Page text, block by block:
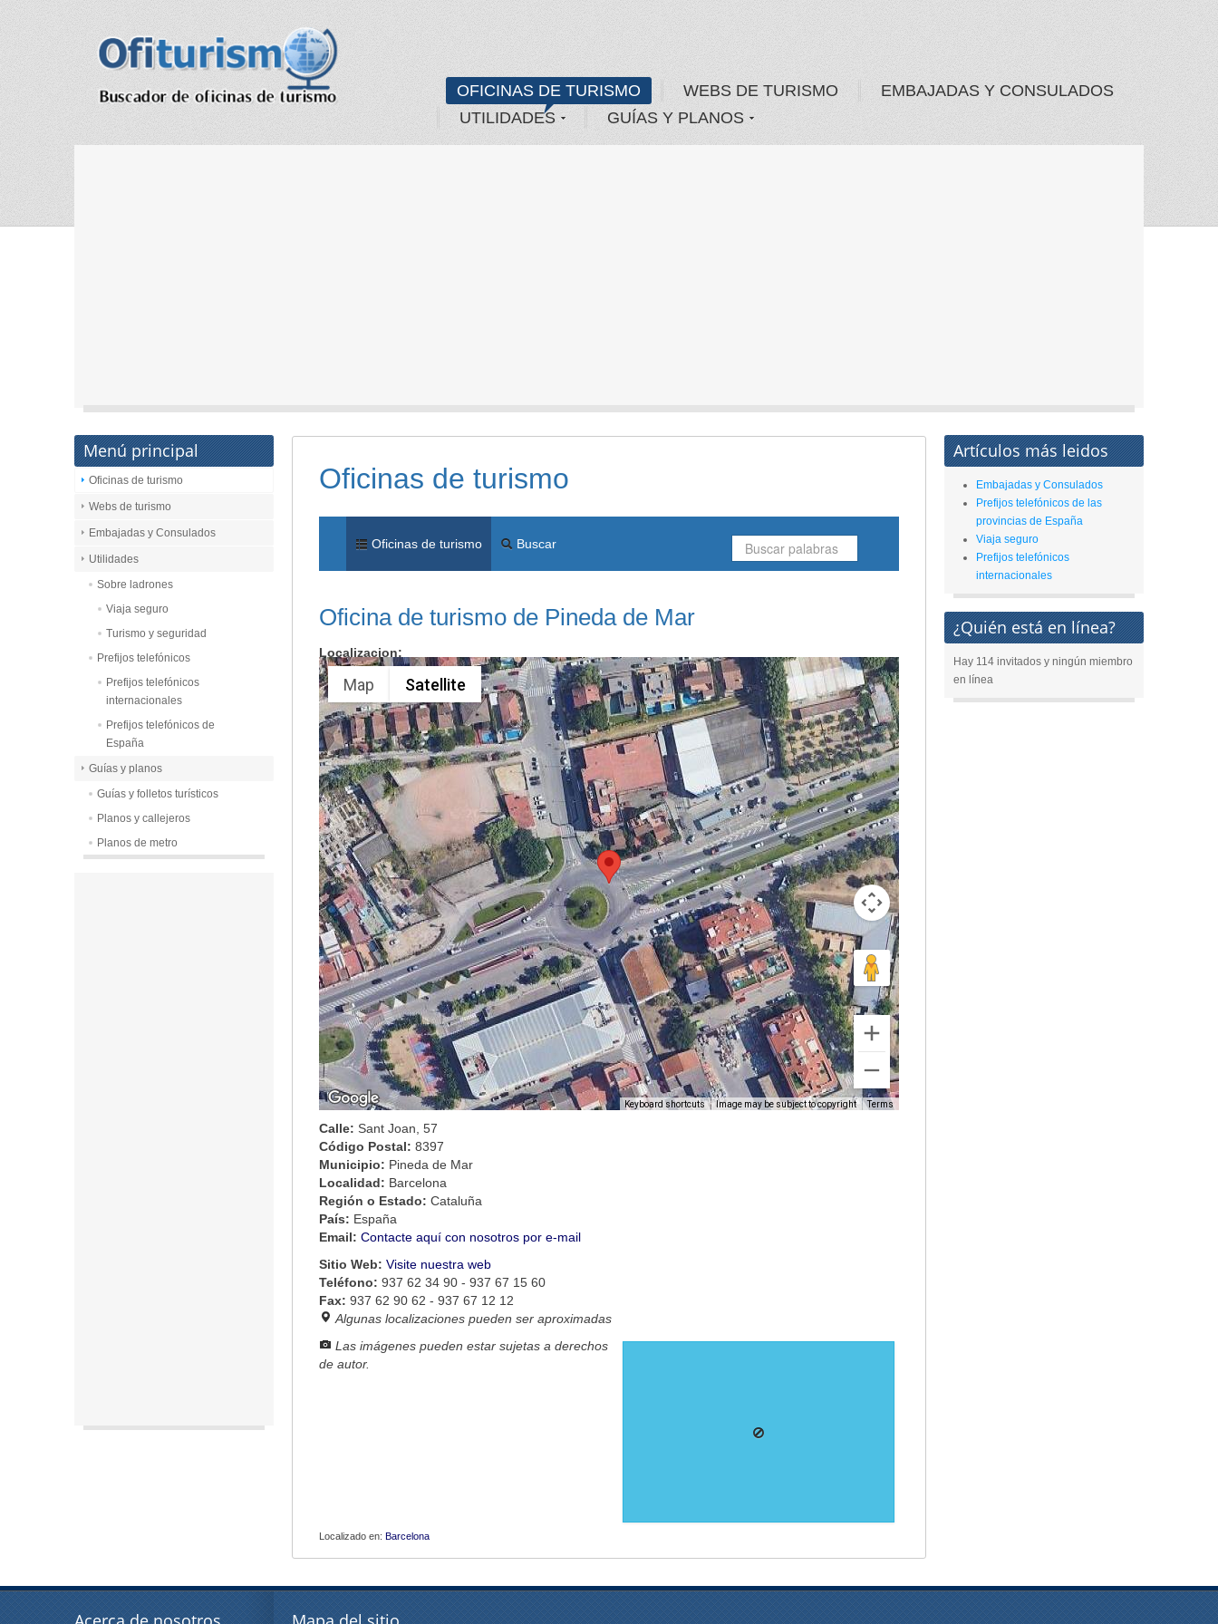
OFICINAS DE TURISMO WEBS DE TURISMO
EMBAJADAS Y CONSULADOS
UTILIDADES
GUÍAS Y PLANOS
Oficinas de turismo
Oficinas de turismo Buscar
Oficina de turismo de Pineda de Mar
Localizacion:
Map Satellite
Keyboard shortcuts Image may be subject to copyright Terms
Calle: Sant Joan, 57
Código Postal: 8397
Municipio: Pineda de Mar
Localidad: Barcelona
Región o Estado: Cataluña
País: España
Email: Contacte aquí con nosotros por e-mail
Sitio Web: Visite nuestra web
Teléfono: 937 62 34 90 - 937 67 15 60
Fax: 937 62 90 62 - 937 67 12 12
Algunas localizaciones pueden ser aproximadas
Las imágenes pueden estar sujetas a derechos
de autor.
Localizado en: Barcelona
Menú principal
Oficinas de turismo
Webs de turismo
Embajadas y Consulados
Utilidades
Sobre ladrones
Viaja seguro
Turismo y seguridad
Prefijos telefónicos
Prefijos telefónicos
internacionales
Prefijos telefónicos de
España
Guías y planos
Guías y folletos turísticos
Planos y callejeros
Planos de metro
Artículos más leidos
Embajadas y Consulados
Prefijos telefónicos de las
provincias de España
Viaja seguro
Prefijos telefónicos
internacionales
¿Quién está en línea?
Hay 114 invitados y ningún miembro
en línea